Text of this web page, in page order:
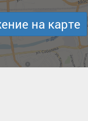
на карте